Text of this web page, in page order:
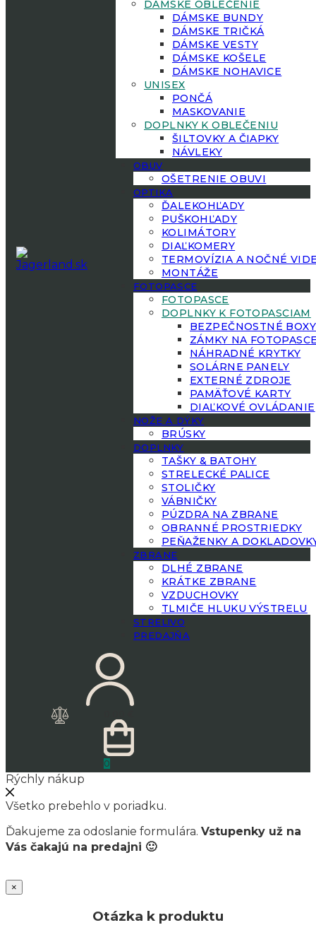
DÁMSKE OBLEČENIE
DÁMSKE BUNDY
DÁMSKE TRIČKÁ
DÁMSKE VESTY
DÁMSKE KOŠELE
DÁMSKE NOHAVICE
UNISEX
PONČÁ
MASKOVANIE
DOPLNKY K OBLEČENIU
ŠILTOVKY A ČIAPKY
NÁVLEKY
OBUV
OŠETRENIE OBUVI
OPTIKA
ĎALEKOHĽADY
PUŠKOHĽADY
KOLIMÁTORY
DIAĽKOMERY
TERMOVÍZIA A NOČNÉ
MONTÁŽE
FOTOPASCE
FOTOPASCE
DOPLNKY K FOTOPASCIAM
BEZPEČNOSTNÉ BOXY
ZÁMKY NA
NÁHRADNÉ KRYTKY
SOLÁRNE PANELY
EXTERNÉ ZDROJE
PAMÄŤOVÉ KARTY
DIAĽKOVÉ OVLÁDANIE
NOŽE A DÝKY
BRÚSKY
DOPLNKY
TAŠKY & BATOHY
STRELECKÉ PALICE
STOLIČKY
VÁBNIČKY
PÚZDRA NA ZBRANE
OBRANNÉ PROSTRIEDKY
PEŇAŽENKY A
ZBRANE
DLHÉ ZBRANE
KRÁTKE ZBRANE
VZDUCHOVKY
TLMIČE HLUKU VÝSTRELU
STRELIVO
PREDAJŇA
0
Rýchly nákup
Všetko prebehlo v poriadku.
Ďakujeme za odoslanie formulára. Vstupenky už na
Vás čakajú na predajni 🙂
×
Otázka k produktu